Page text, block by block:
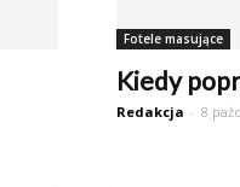
Fotele masujące
Kiedy
Redakcja - 8